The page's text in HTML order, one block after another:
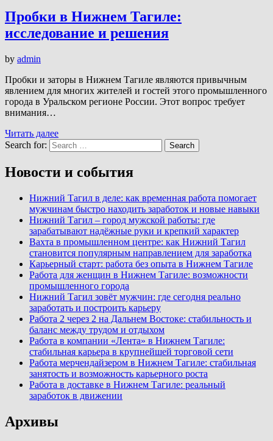
Пробки в Нижнем Тагиле:
исследование и решения
by admin
Пробки и заторы в Нижнем Тагиле являются привычным
явлением для многих жителей и гостей этого промышленного
города в Уральском регионе России. Этот вопрос требует
внимания…
Читать далее
Search for:
Search
Новости и события
Нижний Тагил в деле: как временная работа помогает
мужчинам быстро находить заработок и новые навыки
Нижний Тагил – город мужской работы: где
зарабатывают надёжные руки и крепкий характер
Вахта в промышленном центре: как Нижний Тагил
становится популярным направлением для заработка
Карьерный старт: работа без опыта в Нижнем Тагиле
Работа для женщин в Нижнем Тагиле: возможности
промышленного города
Нижний Тагил зовёт мужчин: где сегодня реально
заработать и построить карьеру
Работа 2 через 2 на Дальнем Востоке: стабильность и
баланс между трудом и отдыхом
Работа в компании «Лента» в Нижнем Тагиле:
стабильная карьера в крупнейшей торговой сети
Работа мерчендайзером в Нижнем Тагиле: стабильная
занятость и возможность карьерного роста
Работа в доставке в Нижнем Тагиле: реальный
заработок в движении
Архивы